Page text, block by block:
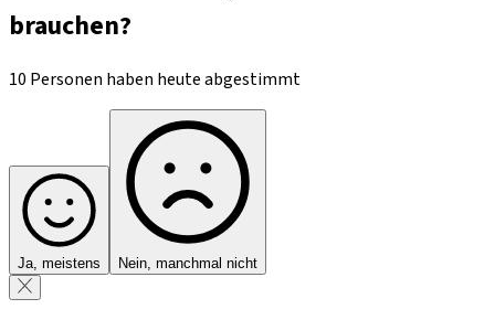
brauchen?
10 Personen haben heute abgestimmt
Ja, meistens Nein, manchmal nicht